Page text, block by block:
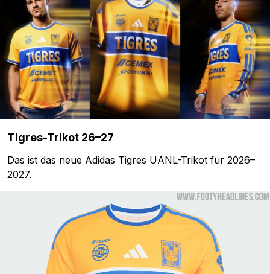
Tigres-Trikot 26–27
Das ist das neue Adidas Tigres UANL-Trikot für 2026–
2027.